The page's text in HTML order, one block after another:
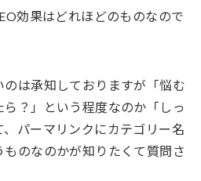
効果はどれほどのものなので
は承知しておりますが「悩む
？」という程度なのか「しっ
パーマリンクにカテゴリー名
のなのかが知りたくて質問さ